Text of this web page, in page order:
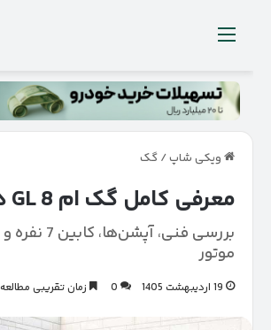
منو
ویکی شاپ/ گک
معرفی کامل گک ام 8 GL در ایران
بررسی فنی،
موتور
19 اردیبهشت 1405 0 زمان تقریبی مطالعه 12 دقیقه